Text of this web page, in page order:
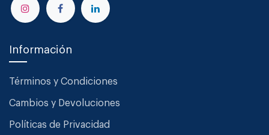
Información
Términos y Condiciones
Cambios y Devoluciones
Políticas de Privacidad